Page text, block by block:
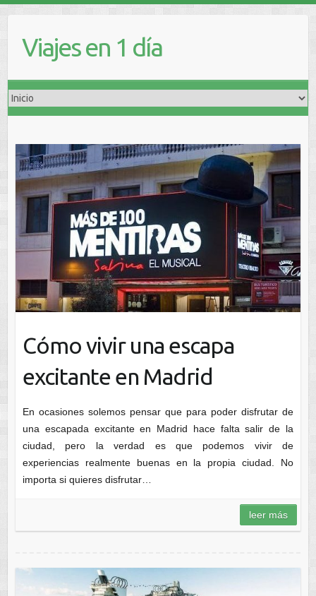
Viajes en 1 día
Cómo vivir una escapa
excitante en Madrid
En ocasiones solemos pensar que para poder disfrutar de
una escapada excitante en Madrid hace falta salir de la
ciudad, pero la verdad es que podemos vivir de
experiencias realmente buenas en la propia ciudad. No
importa si quieres disfrutar…
leer más